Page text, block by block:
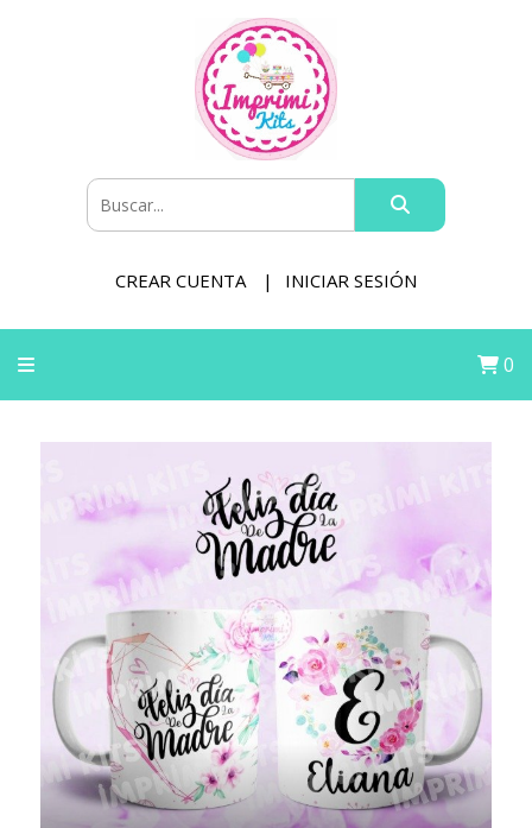
CREAR CUENTA INICIAR SESIÓN
0